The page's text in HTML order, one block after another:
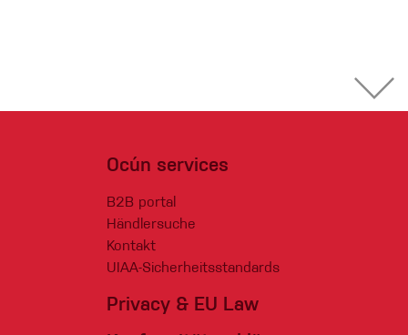
Ocún services
B2B portal
Händlersuche
Kontakt
UIAA-Sicherheitsstandards
Privacy & EU Law